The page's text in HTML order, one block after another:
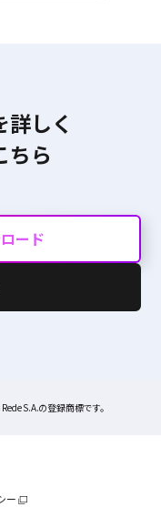
しく
ちら
ード
S.A.の登録商標です。
ー